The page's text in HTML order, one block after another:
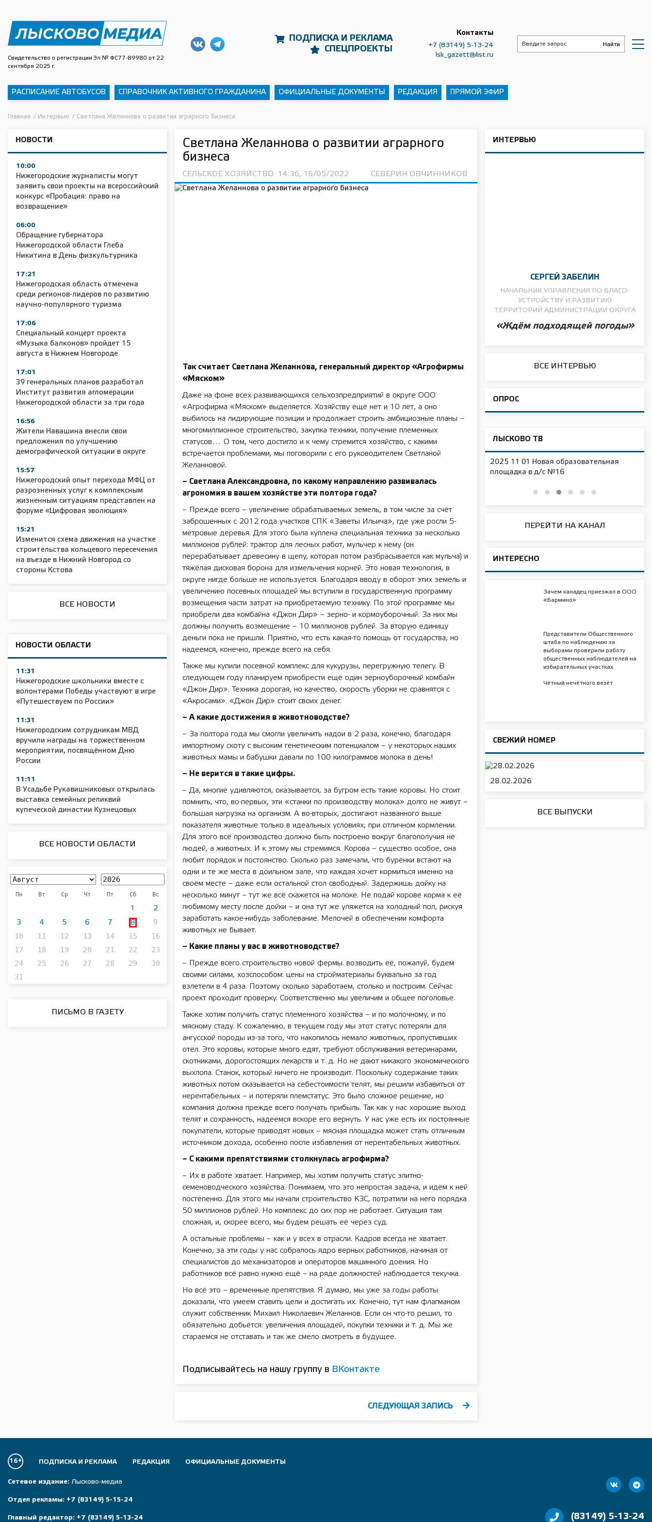
Свидетельство о регистрации Эл № ФС77-89980 от 22
сентября 2025 г.
ПОДПИСКА И РЕКЛАМА
СПЕЦПРОЕКТЫ
Контакты
+7 (83149) 5-13-24
lsk_gazett@list.ru
РАСПИСАНИЕ АВТОБУСОВ СПРАВОЧНИК АКТИВНОГО ГРАЖДАНИНА ОФИЦИАЛЬНЫЕ ДОКУМЕНТЫ РЕДАКЦИЯ ПРЯМОЙ ЭФИР
Главная / Интервью / Светлана Желаннова о развитии аграрного бизнеса
НОВОСТИ
10:00
Нижегородские журналисты могут
заявить свои проекты на всероссийский
конкурс «Пробация: право на
возвращение»
06:00
Обращение губернатора
Нижегородской области Глеба
Никитина в День физкультурника
17:21
Нижегородская область отмечена
среди регионов-лидеров по развитию
научно-популярного туризма
17:06
Специальный концерт проекта
«Музыка балконов» пройдет 15
августа в Нижнем Новгороде
17:01
39 генеральных планов разработал
Институт развития агломерации
Нижегородской области за три года
16:56
Жители Навашина внесли свои
предложения по улучшению
демографической ситуации в округе
15:57
Нижегородский опыт перехода МФЦ от
разрозненных услуг к комплексным
жизненным ситуациям представлен на
форуме «Цифровая эволюция»
15:21
Изменится схема движения на участке
строительства кольцевого пересечения
на въезде в Нижний Новгород со
стороны Кстова
ВСЕ НОВОСТИ
НОВОСТИ ОБЛАСТИ
11:31
Нижегородские школьники вместе с
волонтерами Победы участвуют в игре
«Путешествуем по России»
11:31
Нижегородским сотрудникам МВД
вручили награды на торжественном
мероприятии, посвящённом Дню
России
11:11
В Усадьбе Рукавишниковых открылась
выставка семейных реликвий
купеческой династии Кузнецовых
ВСЕ НОВОСТИ ОБЛАСТИ
Пн Вт Ср Чт Пт Сб Вс
1 2
3 4 5 6 7 8
9
10
11 12 13 14 15
16
17
18 19 20 21 22
23
24
25 26 27 28 29
30
31
ПИСЬМО В ГАЗЕТУ
Светлана Желаннова о развитии аграрного
бизнеса
СЕЛЬСКОЕ ХОЗЯЙСТВО 14:36, 16/05/2022 СЕВЕРИН ОВЧИННИКОВ
Так считает Светлана Желаннова, генеральный директор «Агрофирмы
«Мяском»
Даже на фоне всех развивающихся сельхозпредприятий в округе ООО
«Агрофирма «Мяском» выделяется. Хозяйству ещё нет и 10 лет, а оно
выбилось на лидирующие позиции и продолжает строить амбициозные планы –
многомиллионное строительство, закупка техники, получение племенных
статусов… О том, чего достигло и к чему стремится хозяйство, с какими
встречается проблемами, мы поговорили с его руководителем Светланой
Желанновой.
– Светлана Александровна, по какому направлению развивалась
агрономия в вашем хозяйстве эти полтора года?
– Прежде всего – увеличение обрабатываемых земель, в том числе за счёт
заброшенных с 2012 года участков СПК «Заветы Ильича», где уже росли 5-
метровые деревья. Для этого была куплена специальная техника за несколько
миллионов рублей: трактор для лесных работ, мульчер к нему (он
перерабатывает древесину в щепу, которая потом разбрасывается как мульча) и
тяжёлая дисковая борона для измельчения корней. Это новая технология, в
округе нигде больше не используется. Благодаря вводу в оборот этих земель и
увеличению посевных площадей мы вступили в государственную программу
возмещения части затрат на приобретаемую технику. По этой программе мы
приобрели два комбайна «Джон Дир» – зерно- и кормоуборочный. За них мы
должны получить возмещение – 10 миллионов рублей. За вторую единицу
деньги пока не пришли. Приятно, что есть какая-то помощь от государства, но
надеемся, конечно, прежде всего на себя.
Также мы купили посевной комплекс для кукурузы, перегружную телегу. В
следующем году планируем приобрести ещё один зерноуборочный комбайн
«Джон Дир». Техника дорогая, но качество, скорость уборки не сравнятся с
«Акросами». «Джон Дир» стоит своих денег.
– А какие достижения в животноводстве?
– За полтора года мы смогли увеличить надои в 2 раза, конечно, благодаря
импортному скоту с высоким генетическим потенциалом – у некоторых наших
животных мамы и бабушки давали по 100 килограммов молока в день!
– Не верится в такие цифры.
– Да, многие удивляются, оказывается, за бугром есть такие коровы. Но стоит
помнить, что, во-первых, эти «станки по производству молока» долго не живут –
большая нагрузка на организм. А во-вторых, достигают названного выше
показателя животные только в идеальных условиях, при отличном кормлении.
Для этого всё производство должно быть построено вокруг благополучия не
людей, а животных. И к этому мы стремимся. Корова – существо особое, она
любит порядок и постоянство. Сколько раз замечали, что бурёнки встают на
одни и те же места в доильном зале, что каждая хочет кормиться именно на
своём месте – даже если остальной стол свободный. Задержишь дойку на
несколько минут – тут же всё скажется на молоке. Не подай корове корма к её
любимому месту после дойки – и она тут же уляжется на холодный пол, рискуя
заработать какое-нибудь заболевание. Мелочей в обеспечении комфорта
животных не бывает.
– Какие планы у вас в животноводстве?
– Прежде всего строительство новой фермы. возводить её, пожалуй, будем
своими силами, хозспособом: цены на стройматериалы буквально за год
взлетели в 4 раза. По­этому сколько заработаем, столько и построим. Сейчас
проект проходит проверку. Соответственно мы увеличим и общее поголовье.
Также хотим получить статус племенного хозяйства – и по молочному, и по
мясному стаду. К сожалению, в текущем году мы этот статус потеряли для
ангусской породы из-за того, что накопилось немало животных, пропустивших
отёл. Это коровы, которые много едят, требуют обслуживания ветеринарами,
скотниками, дорогостоящих лекарств и т. д. Но не дают никакого экономического
выхлопа. Станок, который ничего не производит. Поскольку содержание таких
животных потом сказывается на себестоимости телят, мы решили избавиться от
нерентабельных – и потеряли племстатус. Это было сложное решение, но
компания должна прежде всего получать прибыль. Так как у нас хорошие выход
телят и сохранность, надеемся вскоре его вернуть. У нас уже есть их постоянные
покупатели, которые приводят новых – мясная площадка может стать отличным
источником дохода, особенно после избавления от нерентабельных животных.
– С какими препятствиями столкнулась агрофирма?
– Их в работе хватает. Например, мы хотим получить статус элитно-
семеноводческого хозяйства. Понимаем, что это непростая задача, и идём к ней
постепенно. Для этого мы начали строительство КЗС, потратили на него порядка
50 миллионов рублей. Но комплекс до сих пор не работает. Ситуация там
сложная, и, скорее всего, мы будем решать её через суд.
А остальные проблемы – как и у всех в отрасли. Кадров всегда не хватает.
Конечно, за эти годы у нас собралось ядро верных работников, начиная от
специалистов до механизаторов и операторов машинного доения. Но
работников всё равно нужно ещё – на ряде должностей наблюдается текучка.
Но всё это – временные препятствия. Я думаю, мы уже за годы работы
доказали, что умеем ставить цели и достигать их. Конечно, тут нам флагманом
служит собственник Михаил Николаевич Желаннов. Если он что-то решил, то
обязательно добьётся: увеличения площадей, покупки техники и т. д. Мы же
стараемся не отставать и так же смело смотреть в будущее.
Подписывайтесь на нашу группу в ВКонтакте
СЛЕДУЮЩАЯ ЗАПИСЬ
ИНТЕРВЬЮ
СЕРГЕЙ ЗАБЕЛИН
НАЧАЛЬНИК УПРАВЛЕНИЯ ПО БЛАГО­
УСТРОЙСТВУ И РАЗВИТИЮ
ТЕРРИТОРИЙ АДМИНИСТРАЦИИ ОКРУГА
«Ждём подходящей погоды»
ВСЕ ИНТЕРВЬЮ
ОПРОС
ЛЫСКОВО ТВ
2025 11 01 55 лет СОШ №2
2025 11 01 Новая образовательная
площадка в д/с №16
ПЕРЕЙТИ НА КАНАЛ
ИНТЕРЕСНО
Зачем канадец приезжал в ООО
«Бармино»
Представители Общественного
штаба по наблюдению за
выборами проверили работу
общественных наблюдателей на
избирательных участках
Чётный нечётного везёт
СВЕЖИЙ НОМЕР
28.02.2026
ВСЕ ВЫПУСКИ
16+ ПОДПИСКА И РЕКЛАМА РЕДАКЦИЯ ОФИЦИАЛЬНЫЕ ДОКУМЕНТЫ
Сетевое издание: Лысково-медиа
Отдел рекламы: +7 (83149) 5-15-24
Главный редактор: +7 (83149) 5-13-24 (83149) 5-13-24